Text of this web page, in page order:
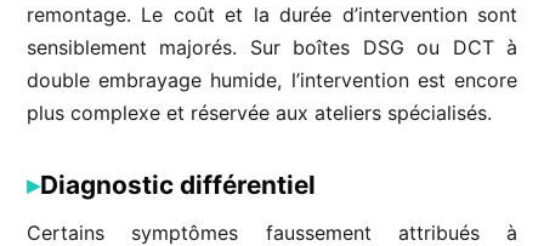
remontage. Le coût et la durée d’intervention sont
sensiblement majorés. Sur boîtes DSG ou DCT à
double embrayage humide, l’intervention est encore
plus complexe et réservée aux ateliers spécialisés.
Diagnostic différentiel
Certains symptômes faussement attribués à